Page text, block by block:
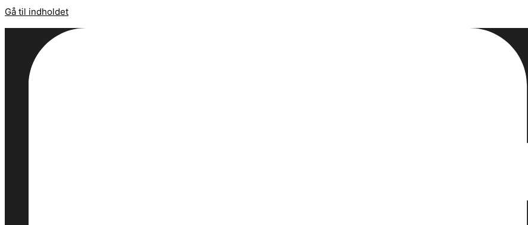
Gå til indholdet